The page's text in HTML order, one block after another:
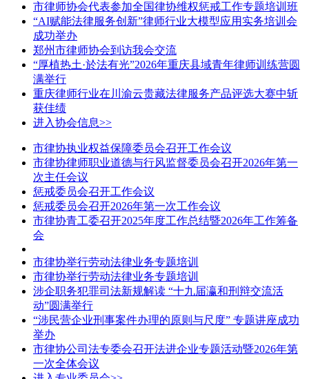
市律师协会代表参加全国律协维权惩戒工作专题培训班
“AI赋能法律服务创新”律师行业大模型应用实务培训会
成功举办
郑州市律师协会到访我会交流
“厚植热土·於法有光”2026年重庆县域青年律师训练营圆
满举行
重庆律师行业在川渝云贵藏法律服务产品评选大赛中斩
获佳绩
进入协会信息>>
市律协执业权益保障委员会召开工作会议
市律协律师职业道德与行风监督委员会召开2026年第一
次主任会议
惩戒委员会召开工作会议
惩戒委员会召开2026年第一次工作会议
市律协青工委召开2025年度工作总结暨2026年工作筹备
会
市律协举行劳动法律业务专题培训
市律协举行劳动法律业务专题培训
涉企职务犯罪司法新规解读 “十九届瀛和刑辩交流活
动”圆满举行
“涉民营企业刑事案件办理的原则与尺度” 专题讲座成功
举办
市律协公司法专委会召开法进企业专题活动暨2026年第
一次全体会议